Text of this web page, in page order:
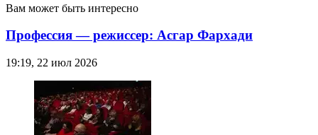
Вам может быть интересно
Профессия — режиссер: Асгар Фархади
19:19, 22 июл 2026